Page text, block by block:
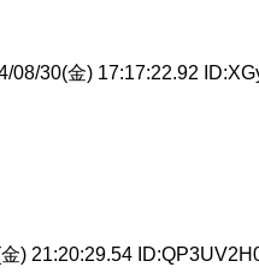
08/30(金) 17:17:22.92
金) 21:20:29.54